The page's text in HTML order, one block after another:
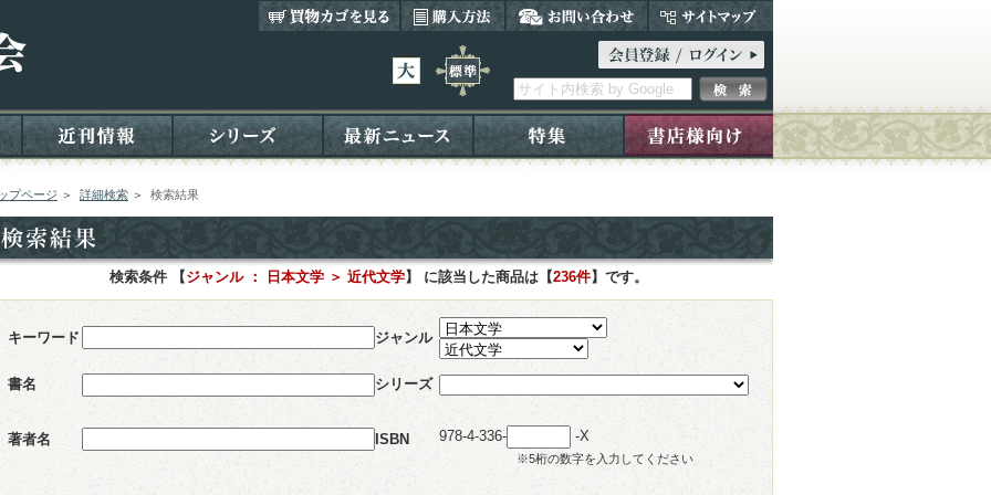
プページ ＞ 詳細検索 ＞ 検索結果
検索条件 【ジャンル ： 日本文学 ＞ 近代文学】 に該当した商品は【236件】です。
キーワード ジャンル
書名 シリーズ
著者名 ISBN 978-4-336- -X
※5桁の数字を入力してください